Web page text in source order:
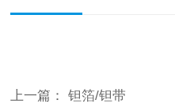
上一篇： 钽箔/钽带